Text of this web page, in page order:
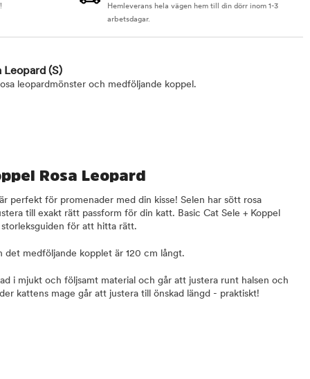
Hemleverans hela vägen hem till din dörr inom 1-3
arbetsdagar.
Leopard (S)
leopardmönster och medföljande koppel.
Rosa Leopard
perfekt för promenader med din kisse! Selen har sött rosa
till exakt rätt passform för din katt. Basic Cat Sele + Koppel
för att hitta rätt.
det medföljande kopplet är 120 cm långt.
i mjukt och följsamt material och går att justera runt halsen och
kattens mage går att justera till önskad längd - praktiskt!